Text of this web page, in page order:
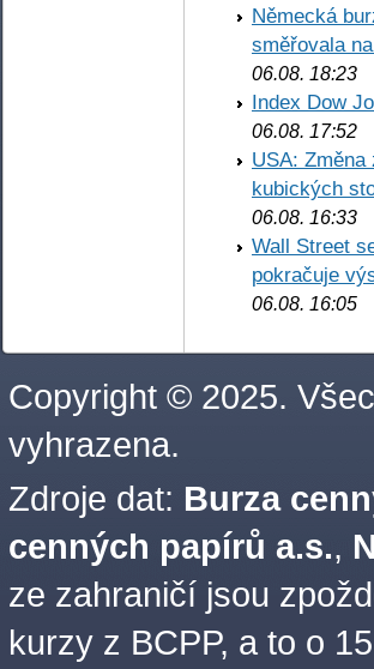
Německá
směřovala
06.08. 18:23
Index Dow
06.08. 17:52
USA:
kubických
06.08. 16:33
Wall Street
pokračuje
06.08. 16:05
Copyright © 2025.
vyhrazena.
Zdroje dat: Burza
cenných papírů a.s.,
ze zahraničí jsou
kurzy z BCPP, a to o